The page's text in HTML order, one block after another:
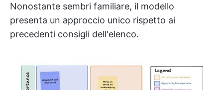
Nonostante sembri familiare, il modello
presenta un approccio unico rispetto ai
precedenti consigli dell'elenco.